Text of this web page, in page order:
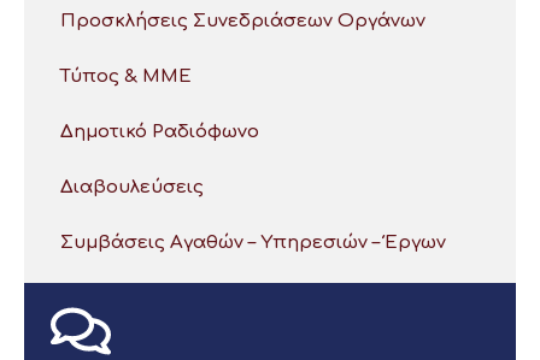
Προσκλήσεις Συνεδριάσεων Οργάνων
Τύπος & ΜΜΕ
Δημοτικό Ραδιόφωνο
Διαβουλεύσεις
Συμβάσεις Αγαθών – Υπηρεσιών – Έργων